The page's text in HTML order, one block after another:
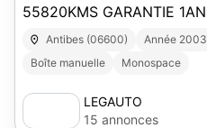
55820KMS GARANTIE 1AN
Antibes (06600) Année 2003
Boîte manuelle
Monospace
LEGAUTO
15 annonces